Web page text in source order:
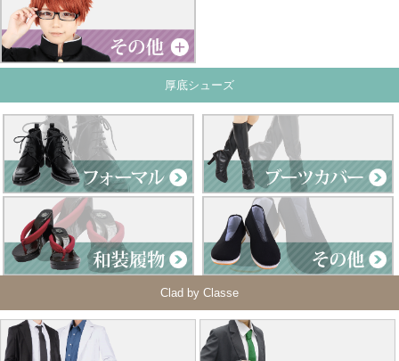
厚底シューズ
Clad by Classe